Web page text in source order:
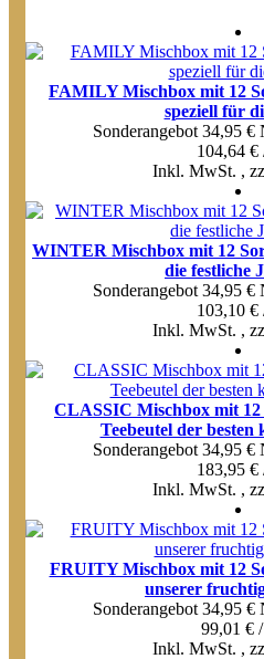
FAMILY Mischbox mit 12
speziell für
Sonderangebot 34,95 €
104,64 €
Inkl. MwSt. ,
WINTER Mischbox mit 12
die festliche
Sonderangebot 34,95 €
103,10 €
Inkl. MwSt. ,
CLASSIC Mischbox mit
Teebeutel der besten
Sonderangebot 34,95 €
183,95 €
Inkl. MwSt. ,
FRUITY Mischbox mit 12
unserer
Sonderangebot 34,95 €
99,01 €
Inkl. MwSt. ,